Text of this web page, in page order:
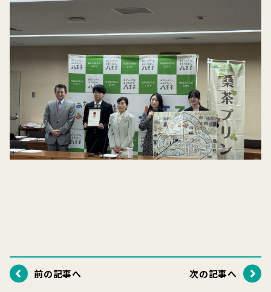
前の記事へ 次の記事へ